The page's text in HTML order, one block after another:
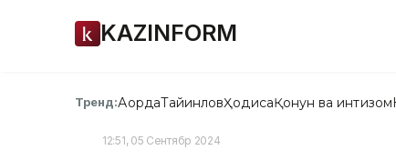
KAZINFORM
Тренд:АқордаТайинловҲодисаҚонун ва интизом
12:51, 05 Сентябр 2024